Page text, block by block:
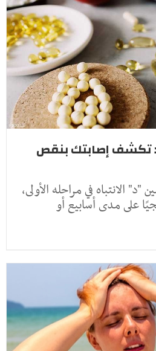
تكشف إصابتك بنقص
الانتباه في مراحله الأولى،
على مدى أسابيع أو